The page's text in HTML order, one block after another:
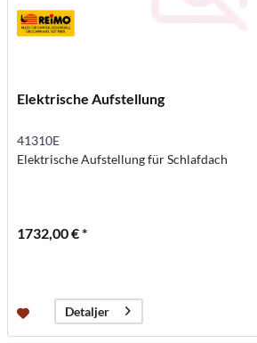
Elektrische Aufstellung
41310E
Elektrische Aufstellung für Schlafdach
1732,00 € *
Detaljer